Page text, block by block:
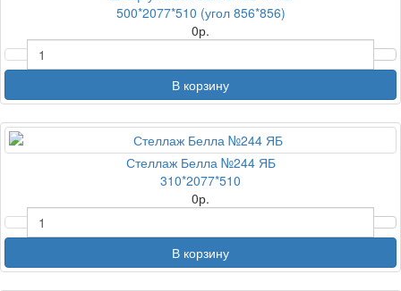
500*2077*510 (угол 856*856)
0р.
В корзину
Стеллаж Белла №244 ЯБ
310*2077*510
0р.
В корзину